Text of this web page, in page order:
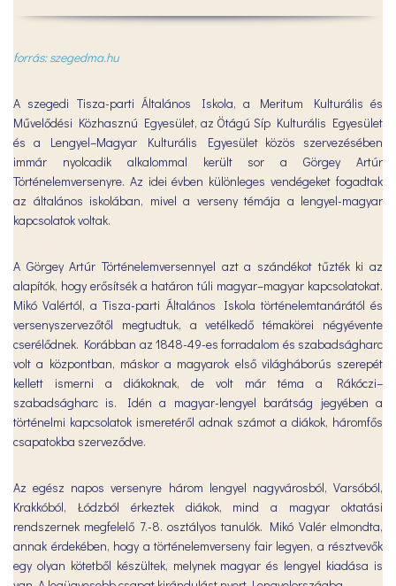
forrás: szegedma.hu
A szegedi Tisza-parti Általános Iskola, a Meritum Kulturális és
Művelődési Közhasznú Egyesület, az Ötágú Síp Kulturális Egyesület
és a Lengyel–Magyar Kulturális Egyesület közös szervezésében
immár nyolcadik alkalommal került sor a Görgey Artúr
Történelemversenyre. Az idei évben különleges vendégeket fogadtak
az általános iskolában, mivel a verseny témája a lengyel-magyar
kapcsolatok voltak.
A Görgey Artúr Történelemversennyel azt a szándékot tűzték ki az
alapítók, hogy erősítsék a határon túli magyar–magyar kapcsolatokat.
Mikó Valértól, a Tisza-parti Általános Iskola történelemtanárától és
versenyszervezőtől megtudtuk, a vetélkedő témakörei négyévente
cserélődnek. Korábban az 1848-49-es forradalom és szabadságharc
volt a központban, máskor a magyarok első világháborús szerepét
kellett ismerni a diákoknak, de volt már téma a Rákóczi–
szabadságharc is. Idén a magyar-lengyel barátság jegyében a
történelmi kapcsolatok ismeretéről adnak számot a diákok, háromfős
csapatokba szerveződve.
Az egész napos versenyre három lengyel nagyvárosból, Varsóból,
Krakkóból, Łódzból érkeztek diákok, mind a magyar oktatási
rendszernek megfelelő 7.-8. osztályos tanulók. Mikó Valér elmondta,
annak érdekében, hogy a történelemverseny fair legyen, a résztvevők
egy olyan kötetből készültek, melynek magyar és lengyel kiadása is